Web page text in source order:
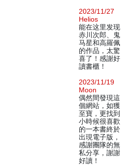
2023/11/27
Helios
能在这里发现
赤川次郎、鬼
马星和高羅佩
的作品，太驚
喜了！感謝好
讀書櫃！
2023/11/19
Moon
偶然間發現這
個網站，如獲
至寶，更找到
小時候很喜歡
的一本書終於
出現電子版，
感謝團隊的無
私分享，謝謝
好讀！